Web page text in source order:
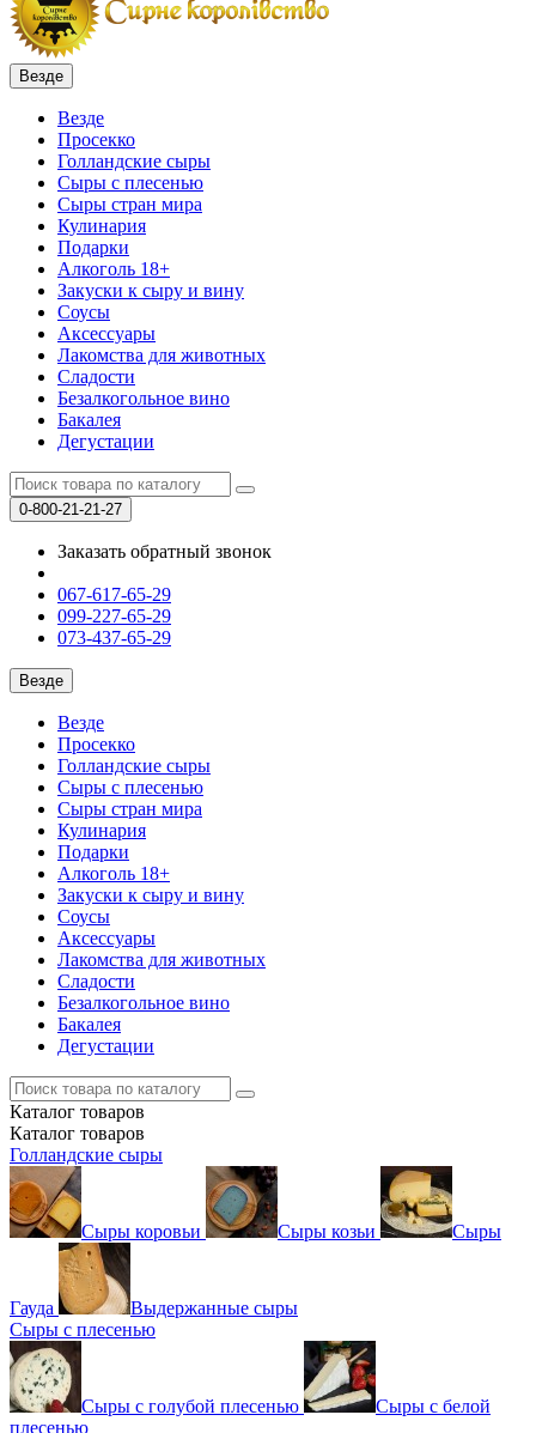
Везде
Везде
Просекко
Голландские сыры
Сыры с плесенью
Сыры стран мира
Кулинария
Подарки
Алкоголь 18+
Закуски к сыру и вину
Соусы
Аксессуары
Лакомства для животных
Сладости
Безалкогольное вино
Бакалея
Дегустации
0-800-21-21-27
Заказать обратный звонок
067-617-65-29
099-227-65-29
073-437-65-29
Везде
Везде
Просекко
Голландские сыры
Сыры с плесенью
Сыры стран мира
Кулинария
Подарки
Алкоголь 18+
Закуски к сыру и вину
Соусы
Аксессуары
Лакомства для животных
Сладости
Безалкогольное вино
Бакалея
Дегустации
Каталог товаров
Каталог товаров
Голландские сыры
Сыры коровьи Сыры козьи Сыры
Гауда
Выдержанные сыры
Сыры с плесенью
Сыры с голубой плесенью
Сыры с белой
плесенью